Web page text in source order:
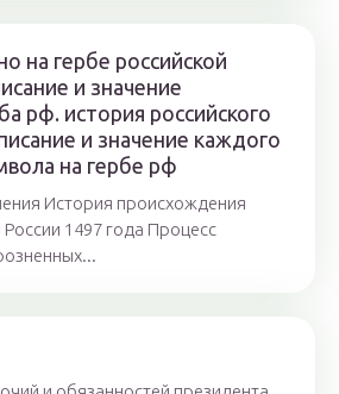
на гербе российской
и значение
рф. история российского
и значение каждого
на гербе рф
История происхождения
России 1497 года Процесс